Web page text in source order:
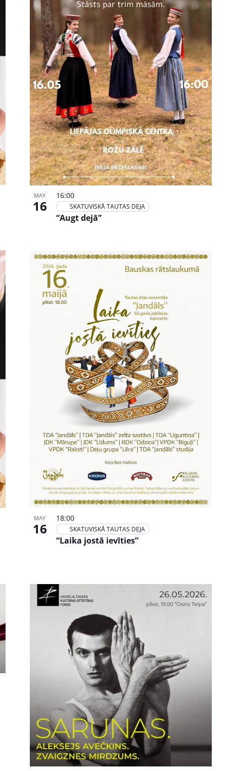
MAY
16
“Augt dejā”
16:00
SKATUVISKĀ TAUTAS DEJA
MAY
16
“Laika jostā ievīties”
18:00
SKATUVISKĀ TAUTAS DEJA